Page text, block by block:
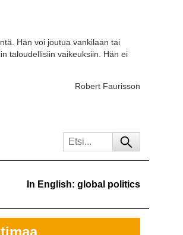
Hän voi joutua vankilaan tai
taloudellisiin vaikeuksiin. Hän ei
Robert Faurisson
In English: global politics